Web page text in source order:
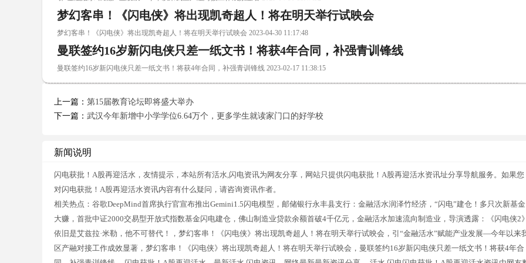
梦幻客串！《闪电侠》将出现凯奇超人！将在明天举行试映会
梦幻客串！《闪电侠》将出现凯奇超人！将在明天举行试映会 2023-04-30 11:17:48
曼联签约16岁新闪电侠只差一纸文书！将获4年合同，补强青训锋线
曼联签约16岁新闪电侠只差一纸文书！将获4年合同，补强青训锋线 2023-02-17 11:38:15
上一篇： 第15届教育论坛即将盛大举办
下一篇： 武汉今年新增中小学学位6.64万个，更多学生就读家门口的好学校
新闻说明
闪电获批！A股再迎活水，友情提示，本站所有活水,闪电资讯为网友分享，网站只提供闪电获批！A股再迎活水资讯址分享导航服务。如果您
对闪电获批！A股再迎活水资讯内容有什么疑问，请咨询资讯作者。
相关热点：谷歌DeepMind首席执行官宣布推出Gemini1.5闪电模型，邮储银行永丰县支行：金融活水润泽竹经济，“闪电”建仓！多只次新基金
大赚，首批中证2000交易型开放式指数基金闪电建仓，佛山制造业贷款余额首破4千亿元，金融活水加速流向制造业，导演透露：《闪电侠2》
依旧是艾兹拉·米勒，他不可替代！，梦幻客串！《闪电侠》将出现凯奇超人！将在明天举行试映会，引“金融活水”赋能产业发展—今年以来
区产融对接工作成效显著，梦幻客串！《闪电侠》将出现凯奇超人！将在明天举行试映会，曼联签约16岁新闪电侠只差一纸文书！将获4年合